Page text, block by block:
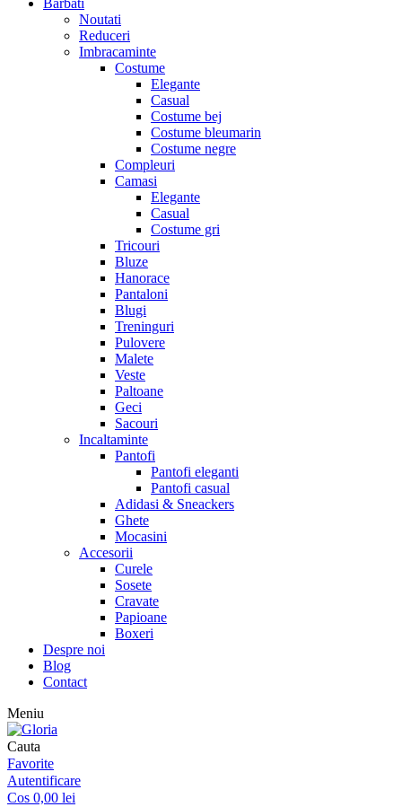
Barbati
Noutati
Reduceri
Imbracaminte
Costume
Elegante
Casual
Costume bej
Costume bleumarin
Costume negre
Compleuri
Camasi
Elegante
Casual
Costume gri
Tricouri
Bluze
Hanorace
Pantaloni
Blugi
Treninguri
Pulovere
Malete
Veste
Paltoane
Geci
Sacouri
Incaltaminte
Pantofi
Pantofi eleganti
Pantofi casual
Adidasi & Sneackers
Ghete
Mocasini
Accesorii
Curele
Sosete
Cravate
Papioane
Boxeri
Despre noi
Blog
Contact
Meniu
Cauta
Favorite
Autentificare
Cos 0,00 lei